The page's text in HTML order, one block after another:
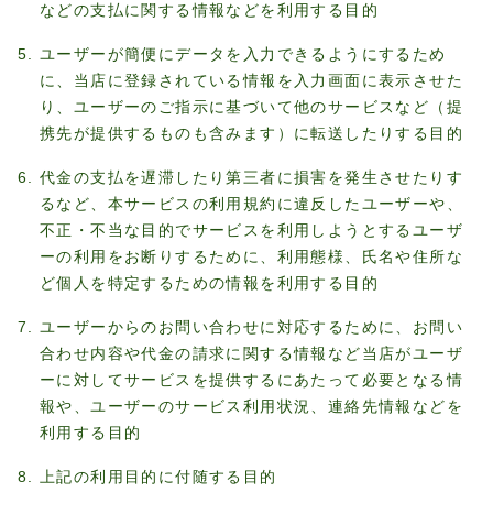
などの支払に関する情報などを利用する目的
ユーザーが簡便にデータを入力できるようにするため
に、当店に登録されている情報を入力画面に表示させた
り、ユーザーのご指示に基づいて他のサービスなど（提
携先が提供するものも含みます）に転送したりする目的
代金の支払を遅滞したり第三者に損害を発生させたりす
るなど、本サービスの利用規約に違反したユーザーや、
不正・不当な目的でサービスを利用しようとするユーザ
ーの利用をお断りするために、利用態様、氏名や住所な
ど個人を特定するための情報を利用する目的
ユーザーからのお問い合わせに対応するために、お問い
合わせ内容や代金の請求に関する情報など当店がユーザ
ーに対してサービスを提供するにあたって必要となる情
報や、ユーザーのサービス利用状況、連絡先情報などを
利用する目的
上記の利用目的に付随する目的